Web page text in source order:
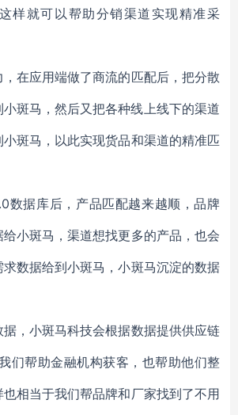
样就可以帮助分销渠道实现精准采
在应用端做了商流的匹配后，把分散
斑马，然后又把各种线上线下的渠道
斑马，以此实现货品和渠道的精准匹
数据库后，产品匹配越来越顺，品牌
小斑马，渠道想找更多的产品，也会
数据给到小斑马，小斑马沉淀的数据
，小斑马科技会根据数据提供供应链
们帮助金融机构获客，也帮助他们整
相当于我们帮品牌和厂家找到了不用